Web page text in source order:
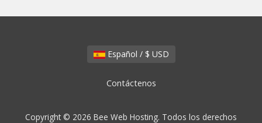
Español / $ USD
Contáctenos
Copyright © 2026 Bee Web Hosting. Todos los derechos